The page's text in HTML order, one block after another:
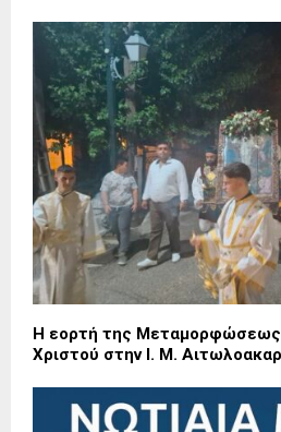
Η εορτή της
Χριστού στην Ι. Μ.